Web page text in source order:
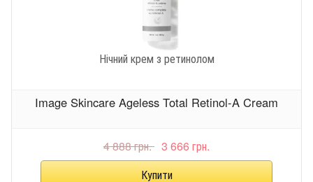
Нічний крем з ретинолом
Image Skincare Ageless Total Retinol-A Cream
4 888 грн. 3 666 грн.